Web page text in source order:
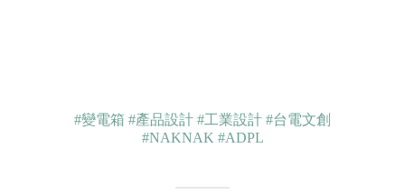
#變電箱 #產品設計 #工業設計 #台電文創
#NAKNAK #ADPL